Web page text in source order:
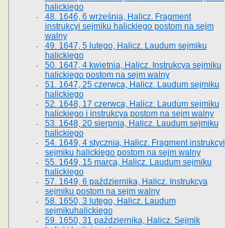
halickiego
48. 1646, 6 września, Halicz. Fragment
instrukcyi sejmiku halickiego postom na sejm
walny
49. 1647, 5 lutego, Halicz. Laudum sejmiku
halickiego
50. 1647, 4 kwietnia, Halicz. Instrukcya sejmiku
halickiego postom na sejm walny
51. 1647, 25 czerwca, Halicz. Laudum sejmiku
halickiego
52. 1648, 17 czerwca, Halicz. Laudum sejmiku
halickiego i instrukcya postom na sejm walny
53. 1648, 20 sierpnia, Halicz. Laudum sejmiku
halickiego
54. 1649, 4 stycznia, Halicz. Fragment instrukcyi
sejmiku halickiego postom na sejm walny
55. 1649, 15 marca, Halicz. Laudum sejmiku
halickiego
57. 1649, 6 października, Halicz. Instrukcya
sejmiku postom na sejm walny
58. 1650, 3 lutego, Halicz. Laudum
sejmikuhalickiego
59. 1650, 31 października, Halicz. Sejmik